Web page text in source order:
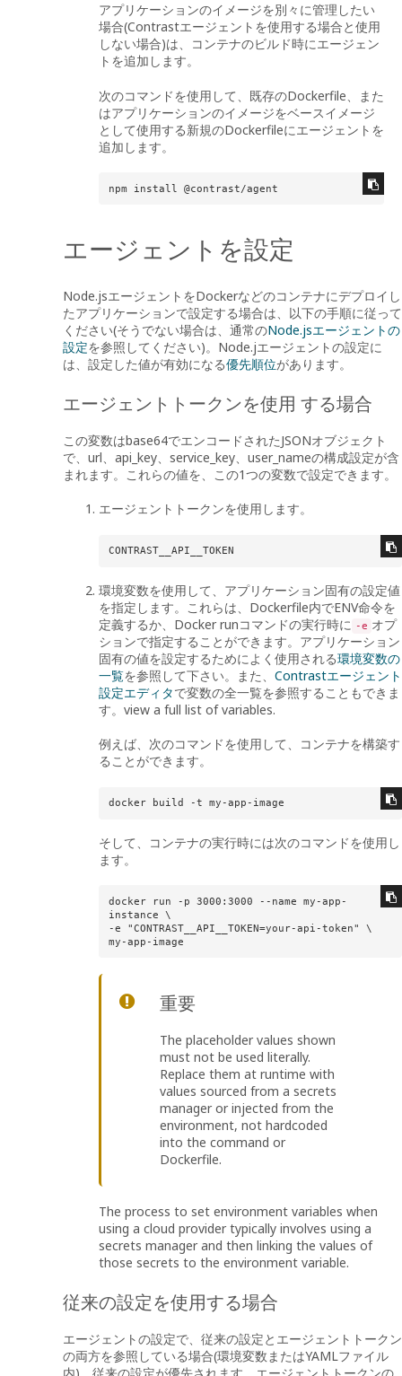
アプリケーションのイメージを別々に管理したい
場合(Contrastエージェントを使用する場合と使用
しない場合)は、コンテナのビルド時にエージェン
トを追加します。
次のコマンドを使用して、既存のDockerfile、また
はアプリケーションのイメージをベースイメージ
として使用する新規のDockerfileにエージェントを
追加します。
npm install @contrast/agent
エージェントを設定
Node.jsエージェントをDockerなどのコンテナにデプロイし
たアプリケーションで設定する場合は、以下の手順に従って
ください(そうでない場合は、通常のNode.jsエージェントの
設定を参照してください)。Node.jエージェントの設定に
は、設定した値が有効になる優先順位があります。
エージェントトークンを使用 する場合
この変数はbase64でエンコードされたJSONオブジェクト
で、url、api_key、service_key、user_nameの構成設定が含
まれます。これらの値を、この1つの変数で設定できます。
エージェントトークンを使用します。
CONTRAST__API__TOKEN
環境変数を使用して、アプリケーション固有の設定値
を指定します。これらは、Dockerfile内でENV命令を
定義するか、Docker runコマンドの実行時に
-e オプ
ションで指定することができます。アプリケーション
固有の値を設定するためによく使用される環境変数の
一覧を参照して下さい。また、 Contrastエージェント
設定エディタで変数の全一覧を参照することもできま
す。view a full list of variables.
例えば、次のコマンドを使用して、コンテナを構築す
ることができます。
docker build -t my-app-image
そして、コンテナの実行時には次のコマンドを使用し
ます。
docker run -p 3000:3000 --name my-app-
instance \
-e "CONTRAST__API__TOKEN=your-api-token" \
my-app-image
重要
The placeholder values shown
must not be used literally.
Replace them at runtime with
values sourced from a secrets
manager or injected from the
environment, not hardcoded
into the command or
Dockerfile.
The process to set environment variables when
using a cloud provider typically involves using a
secrets manager and then linking the values of
those secrets to the environment variable.
従来の設定を使用する場合
エージェントの設定で、従来の設定とエージェントトークン
の両方を参照している場合(環境変数またはYAMLファイル